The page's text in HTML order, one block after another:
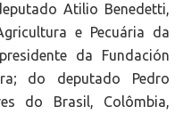
Atilio Benedetti,
e Pecuária da
da Fundación
do deputado Pedro
do Brasil, Colômbia,